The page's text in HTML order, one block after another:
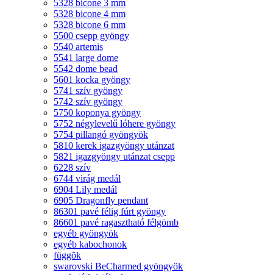
5328 bicone 3 mm
5328 bicone 4 mm
5328 bicone 6 mm
5500 csepp gyöngy
5540 artemis
5541 large dome
5542 dome bead
5601 kocka gyöngy
5741 szív gyöngy
5742 szív gyöngy
5750 koponya gyöngy
5752 négylevelű lóhere gyöngy
5754 pillangó gyöngyök
5810 kerek igazgyöngy utánzat
5821 igazgyöngy utánzat csepp
6228 szív
6744 virág medál
6904 Lily medál
6905 Dragonfly pendant
86301 pavé félig fúrt gyöngy
86601 pavé ragasztható félgömb
egyéb gyöngyök
egyéb kabochonok
függõk
swarovski BeCharmed gyöngyök